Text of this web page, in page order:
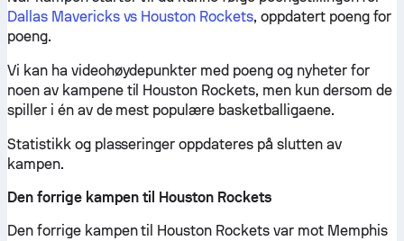
Dallas Mavericks vs Houston Rockets, oppdatert poeng for
poeng.
Vi kan ha videohøydepunkter med poeng og nyheter for
noen av kampene til Houston Rockets, men kun dersom de
spiller i én av de mest populære basketballigaene.
Statistikk og plasseringer oppdateres på slutten av
kampen.
Den forrige kampen til Houston Rockets
Den forrige kampen til Houston Rockets var mot Memphis